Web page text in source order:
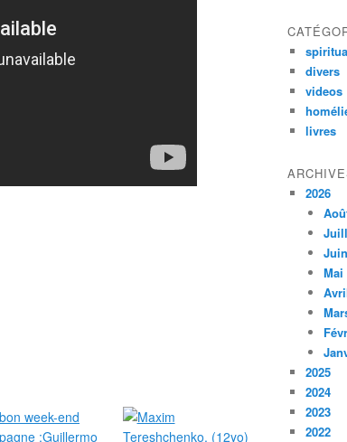
divers
videos
livres
2026
Juin
Mai
2025
2024
2023
2022